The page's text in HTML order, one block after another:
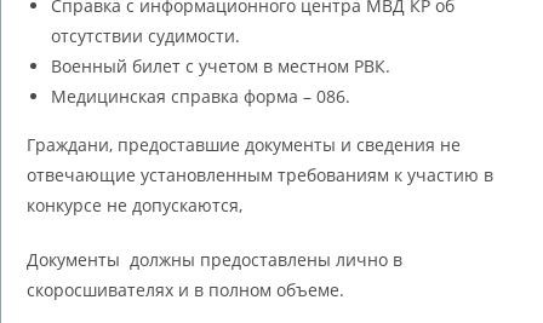
Справка с информационного центра МВД КР об
отсутствии судимости.
Военный билет с учетом в местном РВК.
Медицинская справка форма – 086.
Граждани, предоставшие документы и сведения не
отвечающие установленным требованиям к участию в
конкурсе не допускаются,
Документы должны предоставлены лично в
скоросшивателях и в полном объеме.